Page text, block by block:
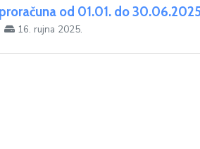
od 01.01. do
16. rujna 2025.